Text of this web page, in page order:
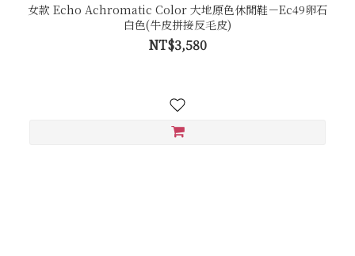
女款 Echo Achromatic Color 大地原色休閒鞋－Ec49卵石
白色(牛皮拼接反毛皮)
NT$3,580